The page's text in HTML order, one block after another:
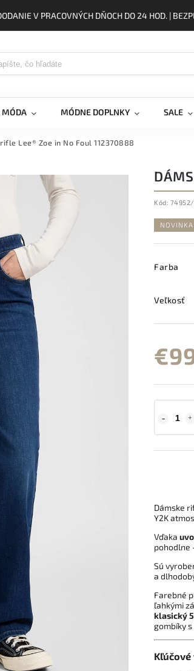
V PRACOVNÝCH DŇOCH DO 24 HOD. |
MÓDA MÓDNE DOPLNKY SALE
Lee® Zoe in No Foul 112370888
Kód:
NOVINKA
Farba
Veľkosť
Dámske
Y2K
Vďaka
pohodlne
Sú
a
Farebné
ľahkými
klasický
gombíky